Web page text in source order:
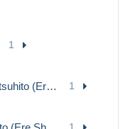
1
1868-1912 Empereur Mutsuhito (Ere Meiji) 1